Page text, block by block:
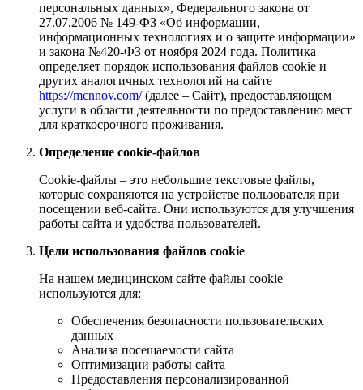
персональных данных», Федерального закона от
27.07.2006 № 149-ФЗ «Об информации,
информационных технологиях и о защите информации»
и закона №420-ФЗ от ноября 2024 года. Политика
определяет порядок использования файлов cookie и
других аналогичных технологий на сайте
https://mcnnov.com/(далее – Сайт), предоставляющем
услуги в области деятельности по предоставлению мест
для краткосрочного проживания.
Определение cookie-файлов
Cookie-файлы – это небольшие текстовые файлы,
которые сохраняются на устройстве пользователя при
посещении веб-сайта. Они используются для улучшения
работы сайта и удобства пользователей.
Цели использования файлов cookie
На нашем медицинском сайте файлы cookie
используются для:
Обеспечения безопасности пользовательских
данных
Анализа посещаемости сайта
Оптимизации работы сайта
Предоставления персонализированной